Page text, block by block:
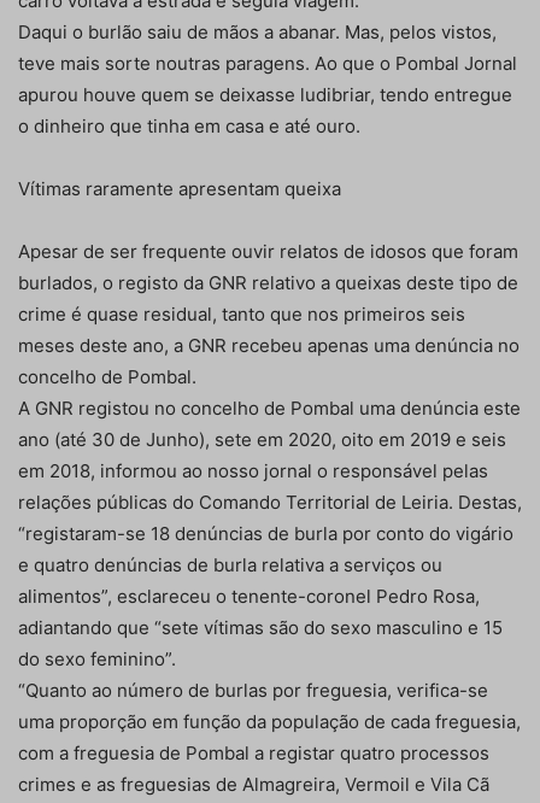
Daqui o burlão saiu de mãos a abanar. Mas, pelos vistos,
teve mais sorte noutras paragens. Ao que o Pombal Jornal
apurou houve quem se deixasse ludibriar, tendo entregue
o dinheiro que tinha em casa e até ouro.
Vítimas raramente apresentam queixa
Apesar de ser frequente ouvir relatos de idosos que foram
burlados, o registo da GNR relativo a queixas deste tipo de
crime é quase residual, tanto que nos primeiros seis
meses deste ano, a GNR recebeu apenas uma denúncia no
concelho de Pombal.
A GNR registou no concelho de Pombal uma denúncia este
ano (até 30 de Junho), sete em 2020, oito em 2019 e seis
em 2018, informou ao nosso jornal o responsável pelas
relações públicas do Comando Territorial de Leiria. Destas,
“registaram-se 18 denúncias de burla por conto do vigário
e quatro denúncias de burla relativa a serviços ou
alimentos”, esclareceu o tenente-coronel Pedro Rosa,
adiantando que “sete vítimas são do sexo masculino e 15
do sexo feminino”.
“Quanto ao número de burlas por freguesia, verifica-se
uma proporção em função da população de cada freguesia,
com a freguesia de Pombal a registar quatro processos
crimes e as freguesias de Almagreira, Vermoil e Vila Cã